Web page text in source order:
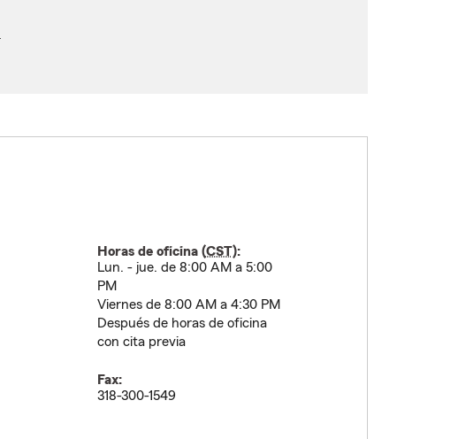
Horas de oficina (CST):
Lun. - jue. de 8:00 AM a 5:00
PM
Viernes de 8:00 AM a 4:30 PM
Después de horas de oficina
con cita previa
Fax:
318-300-1549